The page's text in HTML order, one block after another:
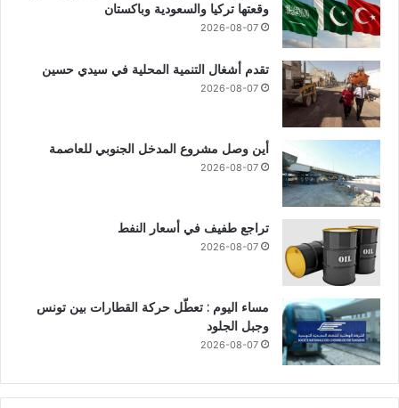
وقعتها تركيا والسعودية وباكستان
2026-08-07
تقدم أشغال التنمية المحلية في سيدي حسين
2026-08-07
أين وصل مشروع المدخل الجنوبي للعاصمة
2026-08-07
تراجع طفيف في أسعار النفط
2026-08-07
مساء اليوم : تعطّل حركة القطارات بين تونس
وجبل الجلود
2026-08-07